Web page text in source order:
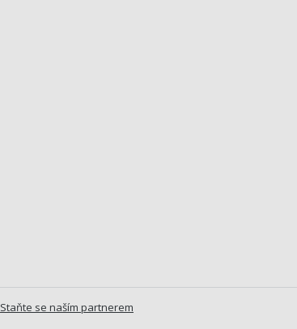
Staňte se naším partnerem